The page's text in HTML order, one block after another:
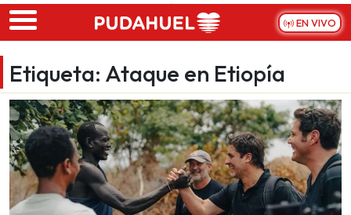
Skip to main content
EN VIVO
Etiqueta: Ataque en Etiopía